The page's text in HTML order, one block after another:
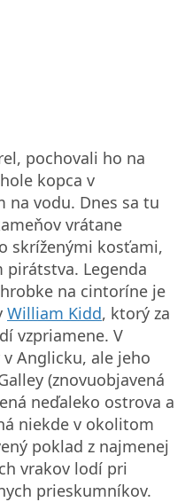
pochovali ho na
kopca v
na vodu. Dnes sa tu
vrátane
skríženými kosťami,
Legenda
na cintoríne je
William Kidd, ktorý za
vzpriamene. V
Anglicku, ale jeho
(znovuobjavená
neďaleko ostrova a
niekde v okolitom
poklad z najmenej
vrakov lodí pri
prieskumníkov.